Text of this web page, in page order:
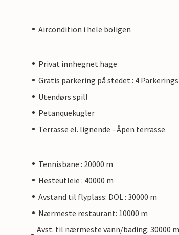
Aircondition i hele boligen
Privat innhegnet hage
Gratis parkering på stedet : 4
Utendørs spill
Petanquekugler
Terrasse el. lignende - Åpen terrasse
Tennisbane : 20000 m
Hesteutleie : 40000 m
Avstand til flyplass: DOL : 30000 m
Nærmeste restaurant: 10000 m
Avst. til nærmeste vann/bading: 30000 m